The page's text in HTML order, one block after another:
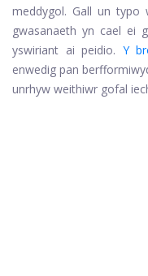
meddygol. Gall un typo
gwasanaeth yn cael ei
yswiriant ai peidio. Y
enwedig pan
unrhyw weithiwr gofal